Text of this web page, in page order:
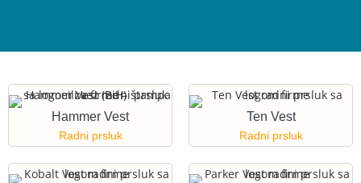
Hammer Vest
Radni prsluk
Ten Vest
Radni prsluk